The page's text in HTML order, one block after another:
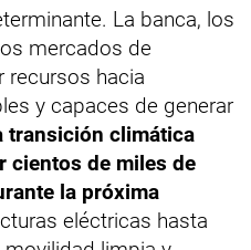
La banca, los
mercados de
recursos hacia
y capaces de generar
transición climática
cientos de miles de
la próxima
eléctricas hasta